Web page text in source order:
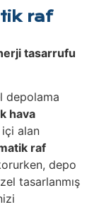
raf
tasarrufu
depolama
hava
alan
raf
depo
tasarlanmış